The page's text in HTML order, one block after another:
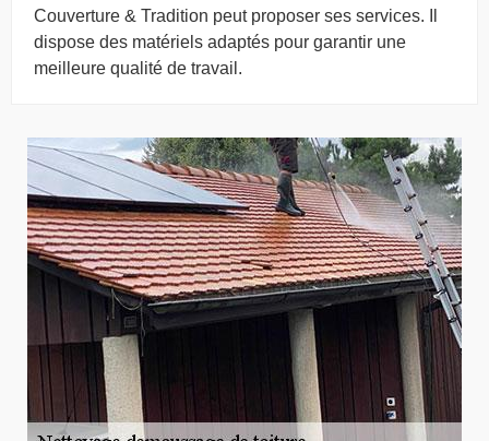
Couverture & Tradition peut proposer ses services. Il
dispose des matériels adaptés pour garantir une
meilleure qualité de travail.